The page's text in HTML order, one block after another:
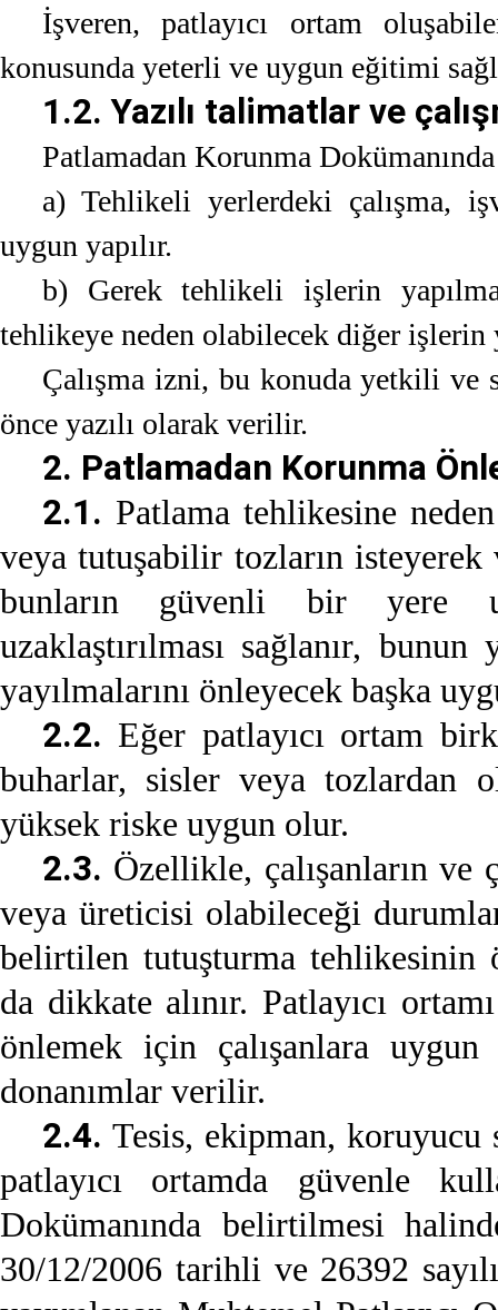
İşveren, patlayıcı ortam
konusunda yeterli ve uygun eğitimi
1.2. Yazılı talimatlar ve
Patlamadan Korunma
a) Tehlikeli yerlerdeki çalışma,
uygun yapılır.
b) Gerek tehlikeli işlerin
tehlikeye neden olabilecek diğer işlerin
Çalışma izni, bu konuda yetkili ve
önce yazılı olarak verilir.
2. Patlamadan Korunma
2.1. Patlama tehlikesine
veya tutuşabilir tozların isteyerek
bunların güvenli bir yere
uzaklaştırılması sağlanır,
yayılmalarını önleyecek başka
2.2. Eğer patlayıcı ortam
buharlar, sisler veya tozlardan
yüksek riske uygun olur.
2.3. Özellikle, çalışanların ve
veya üreticisi olabileceği
belirtilen tutuşturma tehlikesinin
da dikkate alınır. Patlayıcı
önlemek için çalışanlara uygun
donanımlar verilir.
2.4. Tesis, ekipman, koruyucu
patlayıcı ortamda güvenle
Dokümanında belirtilmesi
30/12/2006 tarihli ve 26392